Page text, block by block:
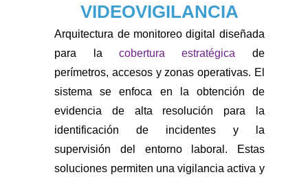
VIDEOVIGILANCIA
Arquitectura de monitoreo digital diseñada
para la cobertura estratégica de
perímetros, accesos y zonas operativas. El
sistema se enfoca en la obtención de
evidencia de alta resolución para la
identificación de incidentes y la
supervisión del entorno laboral. Estas
soluciones permiten una vigilancia activa y